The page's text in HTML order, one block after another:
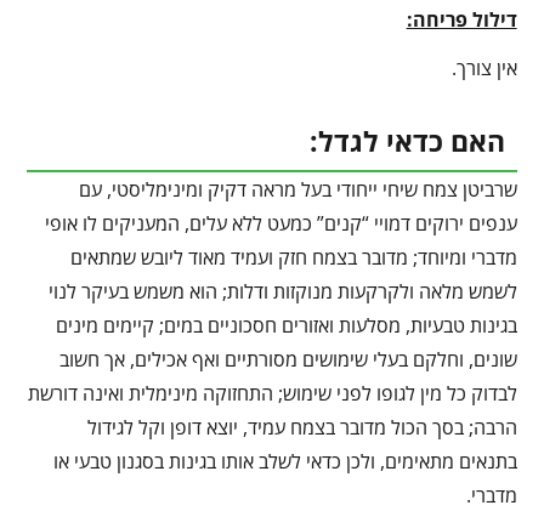
דילול פריחה:
אין צורך.
האם כדאי לגדל:
שרביטן צמח שיחי ייחודי בעל מראה דקיק ומינימליסטי, עם
ענפים ירוקים דמויי “קנים” כמעט ללא עלים, המעניקים לו אופי
מדברי ומיוחד; מדובר בצמח חזק ועמיד מאוד ליובש שמתאים
לשמש מלאה ולקרקעות מנוקזות ודלות; הוא משמש בעיקר לנוי
בגינות טבעיות, מסלעות ואזורים חסכוניים במים; קיימים מינים
שונים, וחלקם בעלי שימושים מסורתיים ואף אכילים, אך חשוב
לבדוק כל מין לגופו לפני שימוש; התחזוקה מינימלית ואינה דורשת
הרבה; בסך הכול מדובר בצמח עמיד, יוצא דופן וקל לגידול
בתנאים מתאימים, ולכן כדאי לשלב אותו בגינות בסגנון טבעי או
מדברי.